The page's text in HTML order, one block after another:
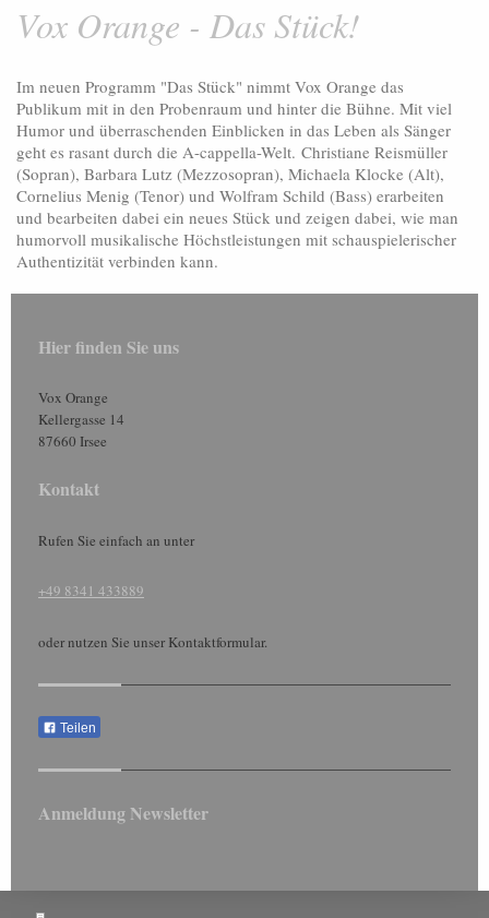
Vox Orange - Das Stück!
Im neuen Programm "Das Stück" nimmt Vox Orange das
Publikum mit in den Probenraum und hinter die Bühne. Mit viel
Humor und überraschenden Einblicken in das Leben als Sänger
geht es rasant durch die A-cappella-Welt. Christiane Reismüller
(Sopran), Barbara Lutz (Mezzosopran), Michaela Klocke (Alt),
Cornelius Menig (Tenor) und Wolfram Schild (Bass) erarbeiten
und bearbeiten dabei ein neues Stück und zeigen dabei, wie man
humorvoll musikalische Höchstleistungen mit schauspielerischer
Authentizität verbinden kann.
Hier finden Sie uns
Vox Orange
Kellergasse 14
87660 Irsee
Kontakt
Rufen Sie einfach an unter
+49 8341 433889
oder nutzen Sie unser Kontaktformular.
Teilen
Anmeldung Newsletter